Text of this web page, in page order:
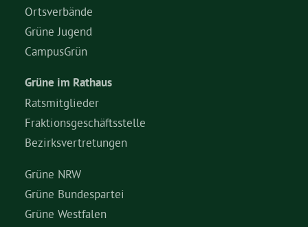
Ortsverbände
Grüne Jugend
CampusGrün
Grüne im Rathaus
Ratsmitglieder
Fraktionsgeschäftsstelle
Bezirksvertretungen
Grüne NRW
Grüne Bundespartei
Grüne Westfalen